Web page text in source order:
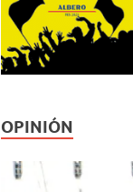
OPINIÓN